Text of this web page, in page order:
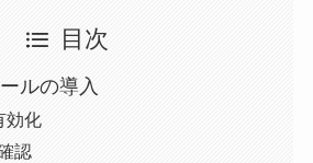
目次
ルの導入
効化
認